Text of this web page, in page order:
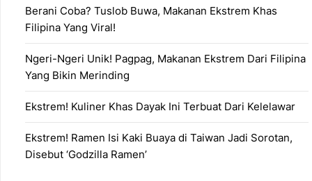
Berani Coba? Tuslob Buwa, Makanan Ekstrem Khas
Filipina Yang Viral!
Ngeri-Ngeri Unik! Pagpag, Makanan Ekstrem Dari Filipina
Yang Bikin Merinding
Ekstrem! Kuliner Khas Dayak Ini Terbuat Dari Kelelawar
Ekstrem! Ramen Isi Kaki Buaya di Taiwan Jadi Sorotan,
Disebut ‘Godzilla Ramen’